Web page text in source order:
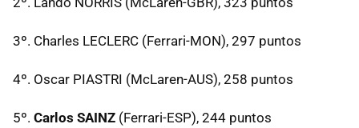
3º. Charles LECLERC (Ferrari-MON), 297 puntos
4º. Oscar PIASTRI (McLaren-AUS), 258 puntos
5º. Carlos SAINZ (Ferrari-ESP), 244 puntos